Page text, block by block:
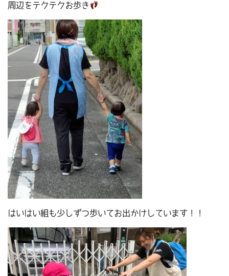
周辺をテクテクお歩き
はいはい組も少しずつ歩いてお出かけしています！！